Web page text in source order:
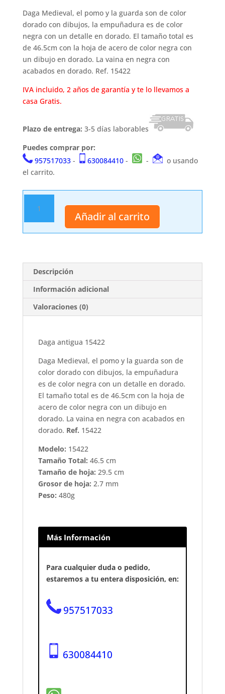
Daga Medieval, el pomo y la guarda son de color
dorado con dibujos, la empuñadura es de color
negra con un detalle en dorado. El tamaño total es
de 46.5cm con la hoja de acero de color negra con
un dibujo en dorado. La vaina en negra con
acabados en dorado. Ref. 15422
IVA incluido, 2 años de garantía y te lo llevamos a
casa Gratis.
Plazo de entrega: 3-5 días laborables
Puedes comprar por:
957517033- 630084410- -
o usando
el carrito.
antigua
15422
cantidad
Añadir al carrito
Descripción
Información adicional
Valoraciones (0)
Daga antigua 15422
Daga Medieval, el pomo y la guarda son de
color dorado con dibujos, la empuñadura
es de color negra con un detalle en dorado.
El tamaño total es de 46.5cm con la hoja de
acero de color negra con un dibujo en
dorado. La vaina en negra con acabados en
dorado. Ref. 15422
Modelo: 15422
Tamaño Total: 46.5 cm
Tamaño de hoja: 29.5 cm
Grosor de hoja: 2.7 mm
Peso: 480g
Más Información
Para cualquier duda o pedido,
estaremos a tu entera disposición, en:
957517033
630084410